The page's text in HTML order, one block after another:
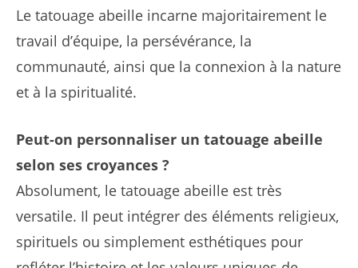
Le tatouage abeille incarne majoritairement le
travail d’équipe, la persévérance, la
communauté, ainsi que la connexion à la nature
et à la spiritualité.
Peut-on personnaliser un tatouage abeille
selon ses croyances ?
Absolument, le tatouage abeille est très
versatile. Il peut intégrer des éléments religieux,
spirituels ou simplement esthétiques pour